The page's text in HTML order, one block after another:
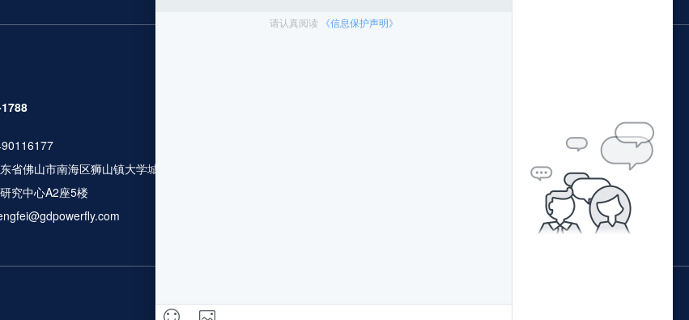
省佛山市南海区狮山镇大学城广工大数控
究中心A2座5楼
阳江市公安局森林公安
青海省地理国情监测院
广西柳州执法局
佛山珠江传媒
鄂尔多斯水土保持监督执法局